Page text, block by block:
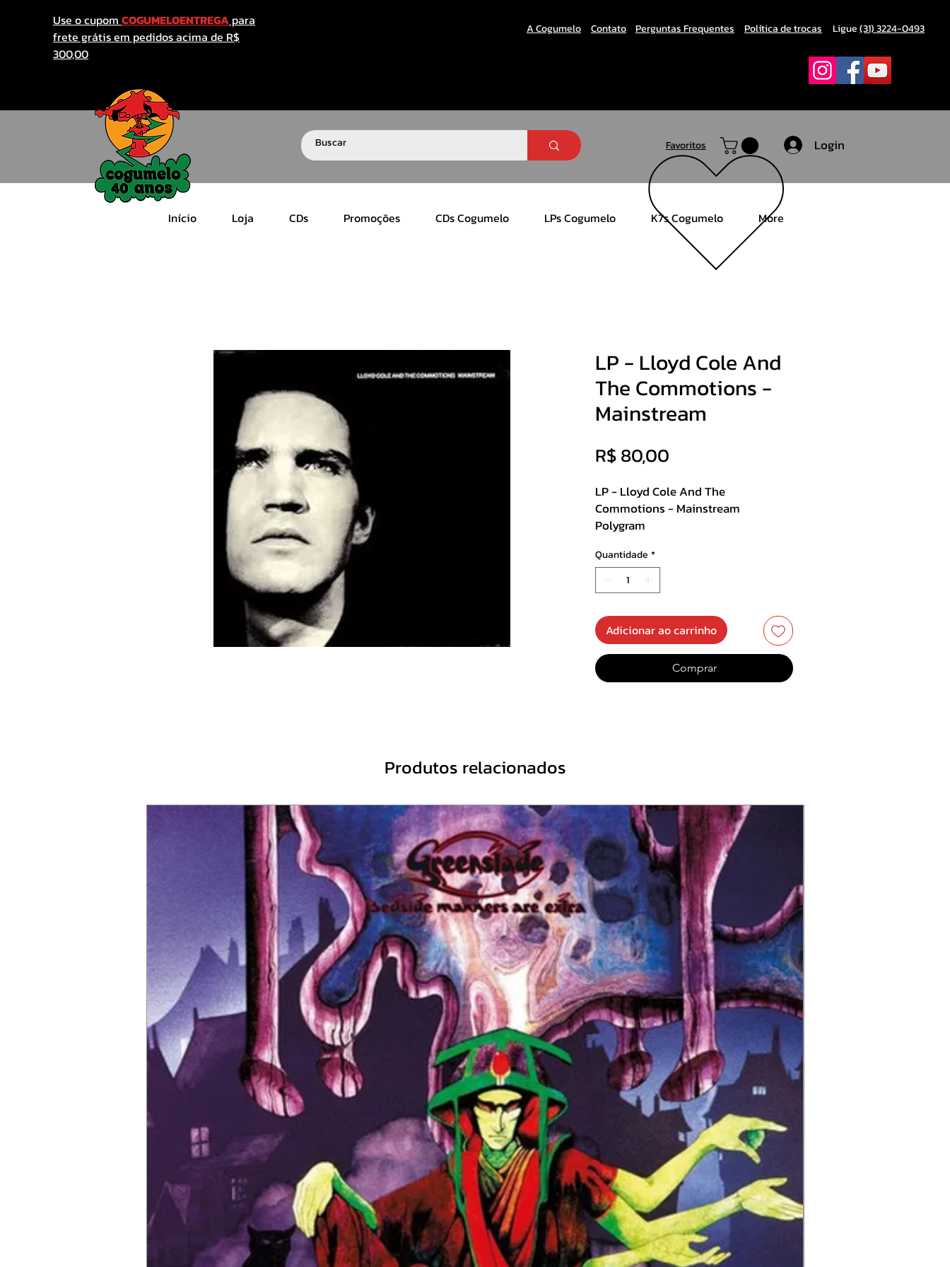
Use o cupom COGUMELOENTREGA para
frete grátis em pedidos acima de R$
300,00
A Cogumelo Contato Perguntas Frequentes Política de trocas Ligue(31) 3224-0493
Favoritos Login
Início Loja CDs Promoções CDs Cogumelo LPs Cogumelo K7s Cogumelo More
LP - Lloyd Cole And
The Commotions -
Mainstream
R$ 80,00
LP - Lloyd Cole And The
Commotions - Mainstream
Polygram
Track List :
AMy Bag
5
A
2
From The Hip
3:
57
A29
5:
[Arrangement]
Nicky Holland
B
1
Mister Malcontent
B
2
Sean Penn Blues
Harmonica–Fraser Speirs
2
8
B
3
Big Snake
Music By–
Ian Stanley
Trumpet–Jon Hassell
Vocals–Tracey Thorn
Words By–Lloyd Cole
5:1
4
B
4
Hey Rusty
Producer– Julian Mendelsohn
Producer [Additional Recording
& Arrangement]–Ian Stanley
Producer [Consultant]– Stewart
Copeland
4:
These Days
2:
27
Quantidade *
Adicionar ao carrinho
Comprar
Produtos relacionados